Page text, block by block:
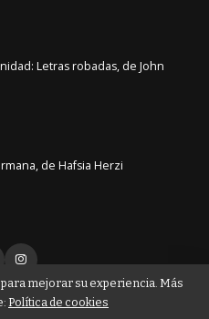
Letras robadas, de John
de Hafsia Herzi
mejorar su experiencia. Más
Política de cookies